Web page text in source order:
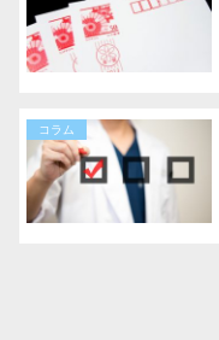
コラム